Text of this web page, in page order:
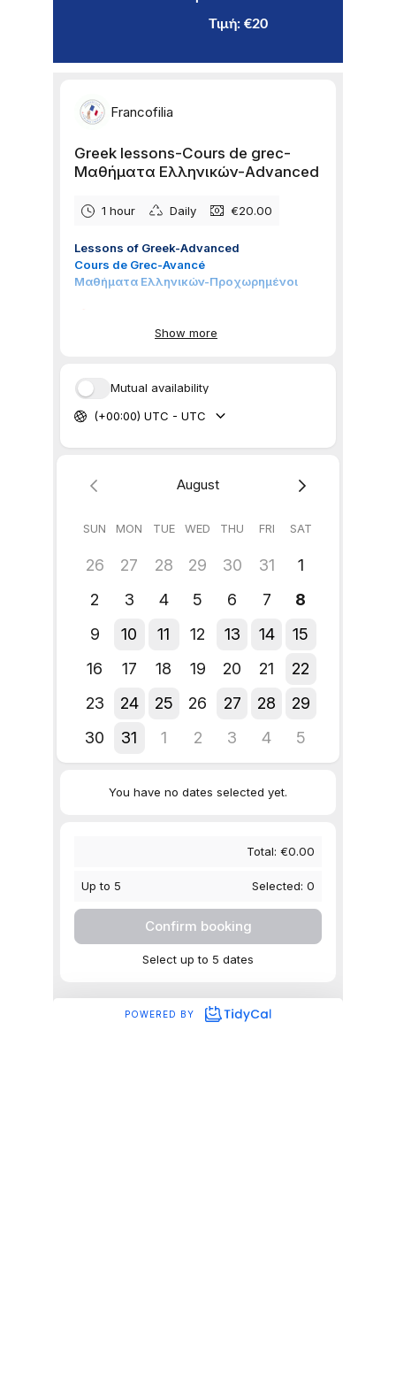
                                            Τιμή: €20